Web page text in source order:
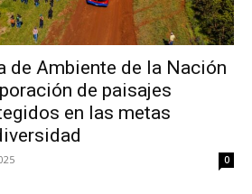
de Ambiente de la Nación
de paisajes
en las metas
0